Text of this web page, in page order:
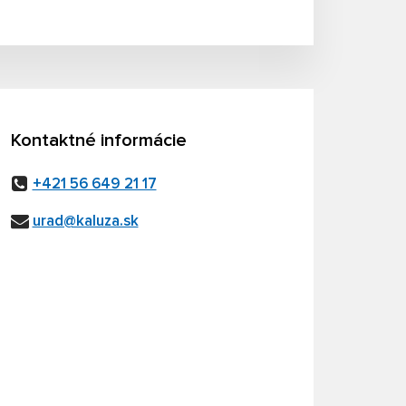
Kontaktné informácie
+421 56 649 21 17
urad@kaluza.sk